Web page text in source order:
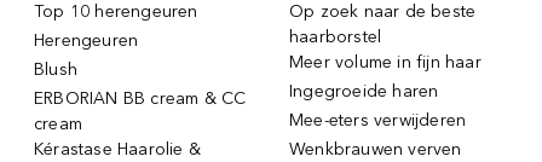
Top 10 herengeuren
Herengeuren
Blush
ERBORIAN BB cream & CC
cream
Kérastase Haarolie &
Op zoek naar de beste
haarborstel
Meer volume in fijn haar
Ingegroeide haren
Mee-eters verwijderen
Wenkbrauwen verven